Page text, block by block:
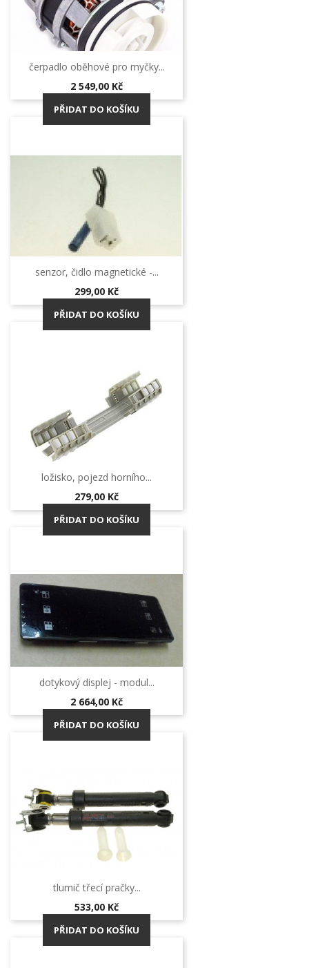
čerpadlo oběhové pro myčky...
Cena
2 549,00 Kč
PŘIDAT DO KOŠÍKU
senzor, čidlo magnetické -...
Cena
299,00 Kč
PŘIDAT DO KOŠÍKU
ložisko, pojezd horního...
Cena
279,00 Kč
PŘIDAT DO KOŠÍKU
dotykový displej - modul...
Cena
2 664,00 Kč
PŘIDAT DO KOŠÍKU
tlumič třecí pračky...
Cena
533,00 Kč
PŘIDAT DO KOŠÍKU